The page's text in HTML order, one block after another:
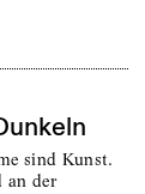
sind Kunst.
an der